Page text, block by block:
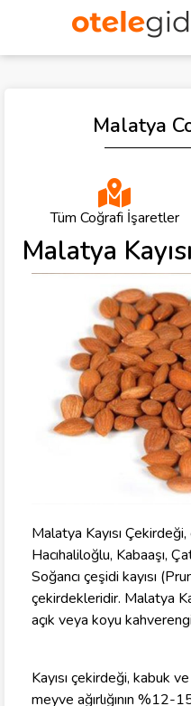
Malatya
Tüm Coğrafi İşaretler
Malatya
Malatya Kayısı
Hacıhaliloğlu, Kabaaşı,
Soğancı çeşidi kayısı
çekirdekleridir. Malatya
açık veya koyu
Kayısı çekirdeği, kabuk
meyve ağırlığının %12-